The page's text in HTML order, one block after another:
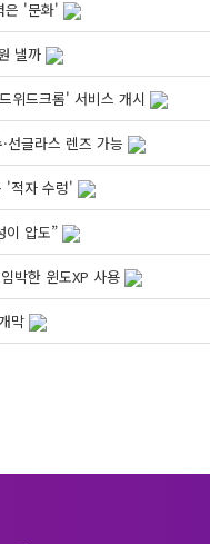
은 '문화'
낼까
위드크롬' 서비스 개시
선글라스 렌즈 가능
'적자 수렁'
이 압도”
박한 윈도XP 사용
막